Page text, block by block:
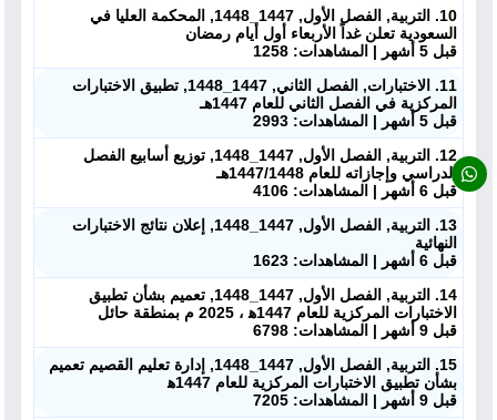
أحدث الأخبار
جميع الصفوف
منصات
مدرسو المناهج
ملفات للمدرس
ملفات تعليمية
الكتب المدرسية
تسجيل دخول
10. التربية, الفصل الأول, 1447_1448, المحكمة العليا في
السعودية تعلن غداً الأربعاء أول أيام رمضان
قبل 5 أشهر | المشاهدات: 1258
11. الاختبارات, الفصل الثاني, 1447_1448, تطبيق الاختبارات
المركزية في الفصل الثاني للعام 1447هـ
قبل 5 أشهر | المشاهدات: 2993
12. التربية, الفصل الأول, 1447_1448, توزيع أسابيع الفصل
الدراسي وإجازاته للعام 1447/1448هـ
قبل 6 أشهر | المشاهدات: 4106
13. التربية, الفصل الأول, 1447_1448, إعلان نتائج الاختبارات
النهائية
قبل 6 أشهر | المشاهدات: 1623
14. التربية, الفصل الأول, 1447_1448, تعميم بشأن تطبيق
الاختبارات المركزية للعام 1447ه‍ ، 2025 م بمنطقة حائل
قبل 9 أشهر | المشاهدات: 6798
15. التربية, الفصل الأول, 1447_1448, إدارة تعليم القصيم تعميم
بشأن تطبيق الاختبارات المركزية للعام 1447ه‍
قبل 9 أشهر | المشاهدات: 7205